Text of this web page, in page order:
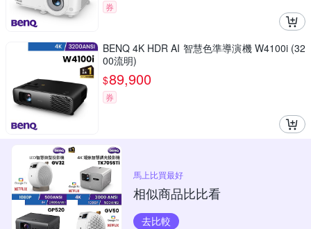
券
BENQ 4K HDR AI 智慧色準導演機 W4100i (32
00流明)
$89,900
券
馬上比買最好
相似商品比比看
去比較